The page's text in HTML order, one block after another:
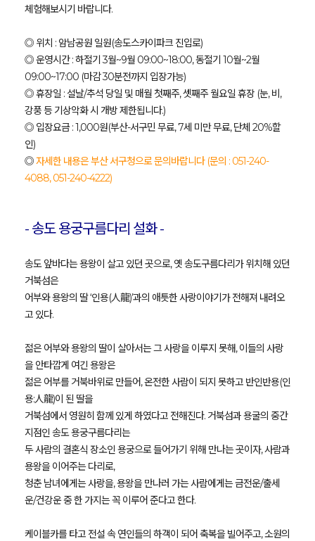
체험해보시기 바랍니다.
◎ 위치 : 암남공원 일원(송도스카이파크 진입로)
◎ 운영시간 : 하절기 3월~9월 09:00~18:00, 동절기 10월~2월
09:00~17:00 (마감 30분전까지 입장가능)
◎ 휴장일 : 설날/추석 당일 및 매월 첫째주, 셋째주 월요일 휴장 (눈, 비,
강풍 등 기상악화 시 개방 제한됩니다.)
◎ 입장요금 : 1,000원(부산-서구민 무료, 7세 미만 무료, 단체 20%할
인)
◎자세한 내용은 부산 서구청으로 문의바랍니다 (문의 : 051-240-
4088, 051-240-4222)
- 송도 용궁구름다리 설화 -
송도 앞바다는 용왕이 살고 있던 곳으로, 옛 송도구름다리가 위치해 있던
거북섬은
어부와 용왕의 딸 ‘인용(人龍)’과의 애틋한 사랑이야기가 전해져 내려오
고 있다.
젊은 어부와 용왕의 딸이 살아서는 그 사랑을 이루지 못해, 이들의 사랑
을 안타깝게 여긴 용왕은
젊은 어부를 거북바위로 만들어, 온전한 사람이 되지 못하고 반인반용(인
용:人龍)이 된 딸을
거북섬에서 영원히 함께 있게 하였다고 전해진다. 거북섬과 용굴의 중간
지점인 송도 용궁구름다리는
두 사람의 결혼식 장소인 용궁으로 들어가기 위해 만나는 곳이자, 사람과
용왕을 이어주는 다리로,
청춘 남녀에게는 사랑을, 용왕을 만나러 가는 사람에게는 금전운/출세
운/건강운 중 한 가지는 꼭 이루어 준다고 한다.
케이블카를 타고 전설 속 연인들의 하객이 되어 축복을 빌어주고, 소원의